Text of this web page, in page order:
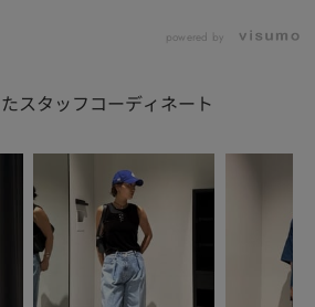
powered by
スタッフコーディネート